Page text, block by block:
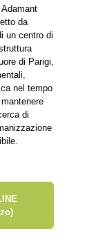
da
un centro di
di Parigi,
nel tempo
di